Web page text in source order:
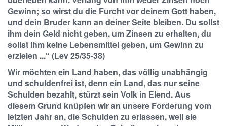
Gewinn; so wirst du die Furcht vor deinem Gott haben,
und dein Bruder kann an deiner Seite bleiben. Du sollst
ihm dein Geld nicht geben, um Zinsen zu erhalten, du
sollst ihm keine Lebensmittel geben, um Gewinn zu
erzielen ...“ (Lev 25/35-38)
Wir möchten ein Land haben, das völlig unabhängig
und schuldenfrei ist, denn ein Land, das nur seine
Schulden bezahlt, stürzt sein Volk in Elend. Aus
diesem Grund knüpfen wir an unsere Forderung vom
letzten Jahr an, die Schulden zu erlassen, weil sie